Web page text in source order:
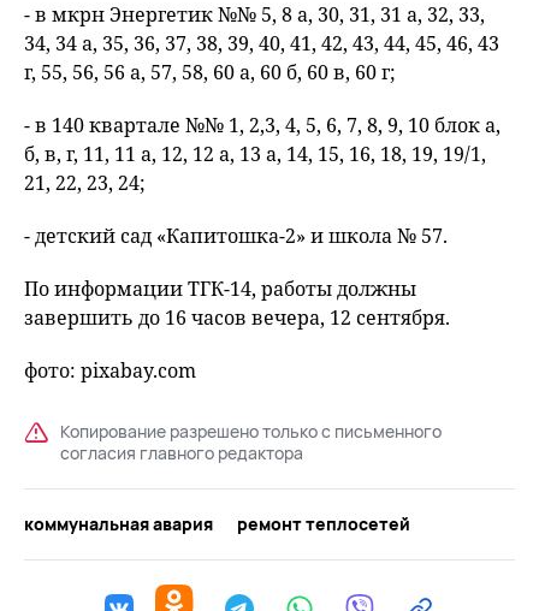
- в мкрн Энергетик №№ 5, 8 а, 30, 31, 31 а, 32, 33,
34, 34 а, 35, 36, 37, 38, 39, 40, 41, 42, 43, 44, 45, 46, 43
г, 55, 56, 56 а, 57, 58, 60 а, 60 б, 60 в, 60 г;
- в 140 квартале №№ 1, 2,3, 4, 5, 6, 7, 8, 9, 10 блок а,
б, в, г, 11, 11 а, 12, 12 а, 13 а, 14, 15, 16, 18, 19, 19/1,
21, 22, 23, 24;
- детский сад «Капитошка-2» и школа № 57.
По информации ТГК-14, работы должны
завершить до 16 часов вечера, 12 сентября.
фото: pixabay.com
Копирование разрешено только с письменного
согласия главного редактора
коммунальная авария ремонт теплосетей